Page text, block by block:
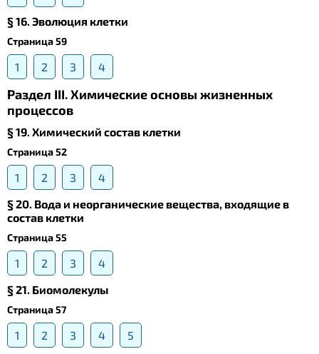
§ 16. Эволюция клетки
Страница 59
1 2 3 4
Раздел III. Химические основы жизненных
процессов
§ 19. Химический состав клетки
Страница 52
1 2 3
4
§ 20. Вода и неорганические вещества, входящие в
состав клетки
Страница 55
1 2 3
4
§ 21. Биомолекулы
Страница 57
1 2 3 4
5